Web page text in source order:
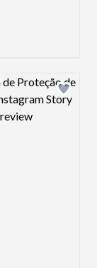
Design preview